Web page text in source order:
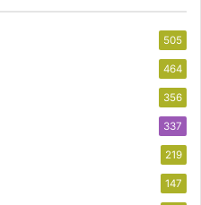
505
464
356
337
219
147